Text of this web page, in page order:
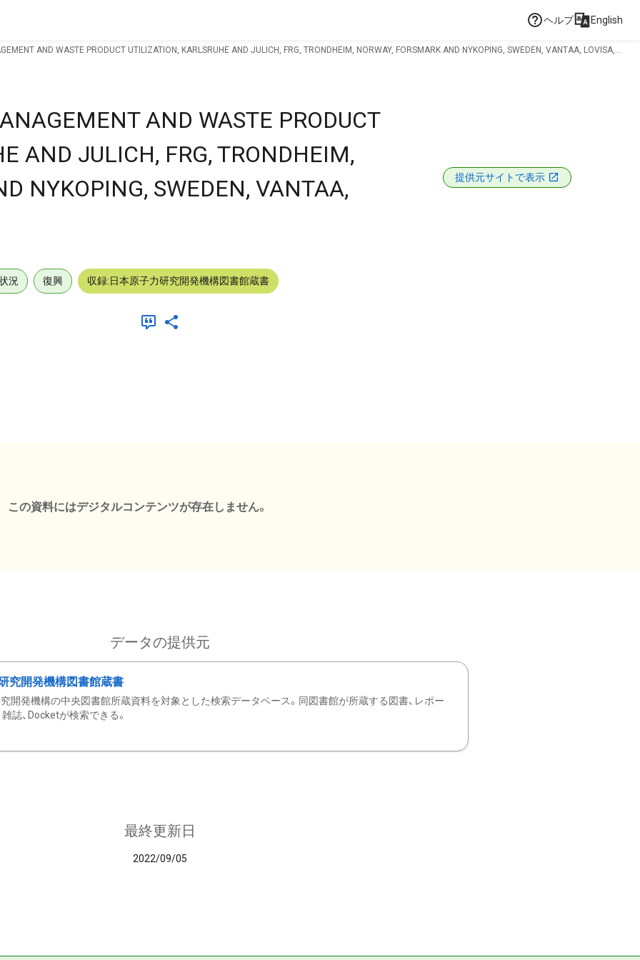
ヘルプ English
AND WASTE PRODUCT UTILIZATION, KARLSRUHE AND JULICH, FRG, TRONDHEIM, NORWAY, FORSMARK AND NYKOPING, SWEDEN, VANTAA, LOVISA,...
AND WASTE PRODUCT
AND JULICH, FRG, TRONDHEIM,
NYKOPING, SWEDEN, VANTAA,
提供元サイトで表示
況 復興 収録:日本原子力研究開発機構図書館蔵書
この資料にはデジタルコンテンツが存在しません。
データの提供元
究開発機構図書館蔵書
開発機構の中央図書館所蔵資料を対象とした検索データベース。同図書館が所蔵する図書、レポー
雑誌、Docketが検索できる。
最終更新日
2022/09/05